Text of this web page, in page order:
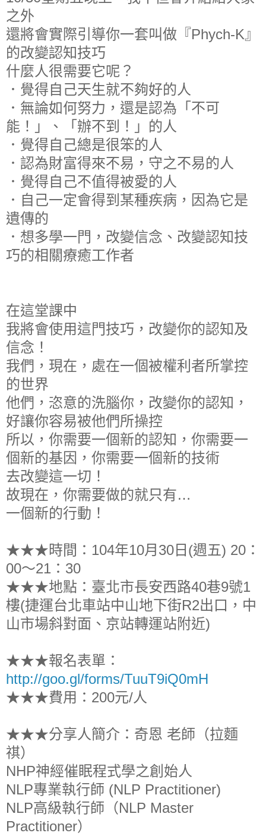
之外
還將會實際引導你一套叫做『Phych-K』
的改變認知技巧
什麼人很需要它呢？
．覺得自己天生就不夠好的人
．無論如何努力，還是認為「不可
能！」、「辦不到！」的人
．覺得自己總是很笨的人
．認為財富得來不易，守之不易的人
．覺得自己不值得被愛的人
．自己一定會得到某種疾病，因為它是
遺傳的
．想多學一門，改變信念、改變認知技
巧的相關療癒工作者
在這堂課中
我將會使用這門技巧，改變你的認知及
信念！
我們，現在，處在一個被權利者所掌控
的世界
他們，恣意的洗腦你，改變你的認知，
好讓你容易被他們所操控
所以，你需要一個新的認知，你需要一
個新的基因，你需要一個新的技術
去改變這一切！
故現在，你需要做的就只有…
一個新的行動！
★★★時間：104年10月30日(週五) 20：
00～21：30
★★★地點：臺北市長安西路40巷9號1
樓(捷運台北車站中山地下街R2出口，中
山市場斜對面、京站轉運站附近)
★★★報名表單：
http://goo.gl/forms/TuuT9iQ0mH
★★★費用：200元/人
★★★分享人簡介：奇恩 老師（拉麵
祺）
NHP神經催眠程式學之創始人
NLP專業執行師 (NLP Practitioner)
NLP高級執行師（NLP Master
Practitioner）